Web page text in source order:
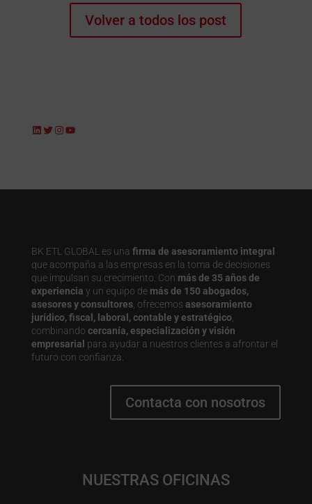
Volver a todos los post
LinkedIn
Twitter
Instagram
YouTube
BK ETL GLOBAL es una firma de asesoramiento integral
que acompaña a las empresas en la toma de decisiones
que impulsan su crecimiento. Con más de 35 años de
experiencia y un equipo de más de 150 abogados,
asesores y consultores, ofrecemos asesoramiento
jurídico, fiscal, laboral, contable y estratégico
combinando cercanía, especialización y visión
empresarial para ayudar a nuestros clientes a afrontar el
futuro con confianza.
Contacta con nosotros
NUESTRAS OFICINAS